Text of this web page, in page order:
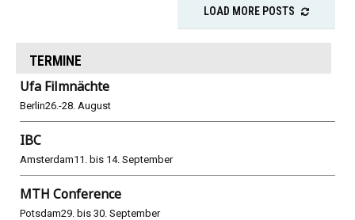
LOAD MORE POSTS
TERMINE
Ufa Filmnächte
Berlin26.-28. August
IBC
Amsterdam11. bis 14. September
MTH Conference
Potsdam29. bis 30. September